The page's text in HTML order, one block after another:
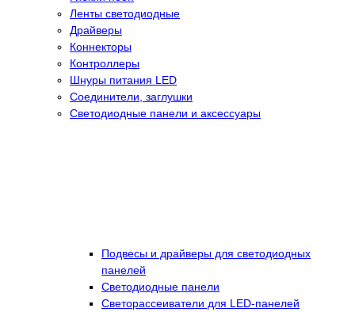
Ленты светодиодные
Драйверы
Коннекторы
Контроллеры
Шнуры питания LED
Соединители, заглушки
Светодиодные панели и аксессуары
Подвесы и драйверы для светодиодных
панелей
Светодиодные панели
Светорассеиватели для LED-панелей